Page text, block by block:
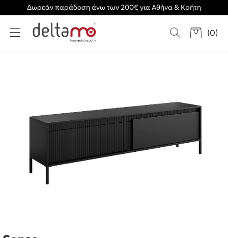
Δωρεάν παράδοση άνω των 200€ για Αθήνα & Κρήτη
(0)